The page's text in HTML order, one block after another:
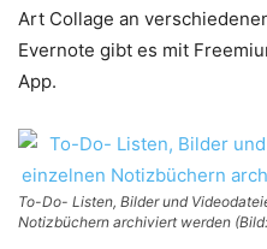
Art Collage an
Evernote gibt es mit
App.
To-Do- Listen, Bilder und
Notizbüchern archiviert werden